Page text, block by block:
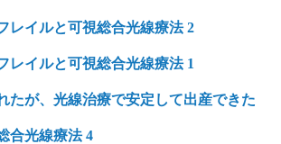
レイルと可視総合光線療法 2
レイルと可視総合光線療法 1
たが、光線治療で安定して出産できた
合光線療法 4